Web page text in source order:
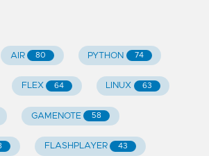
AIR 80 PYTHON 74
FLEX 64 LINUX 63
GAMENOTE 58
FLASHPLAYER 43